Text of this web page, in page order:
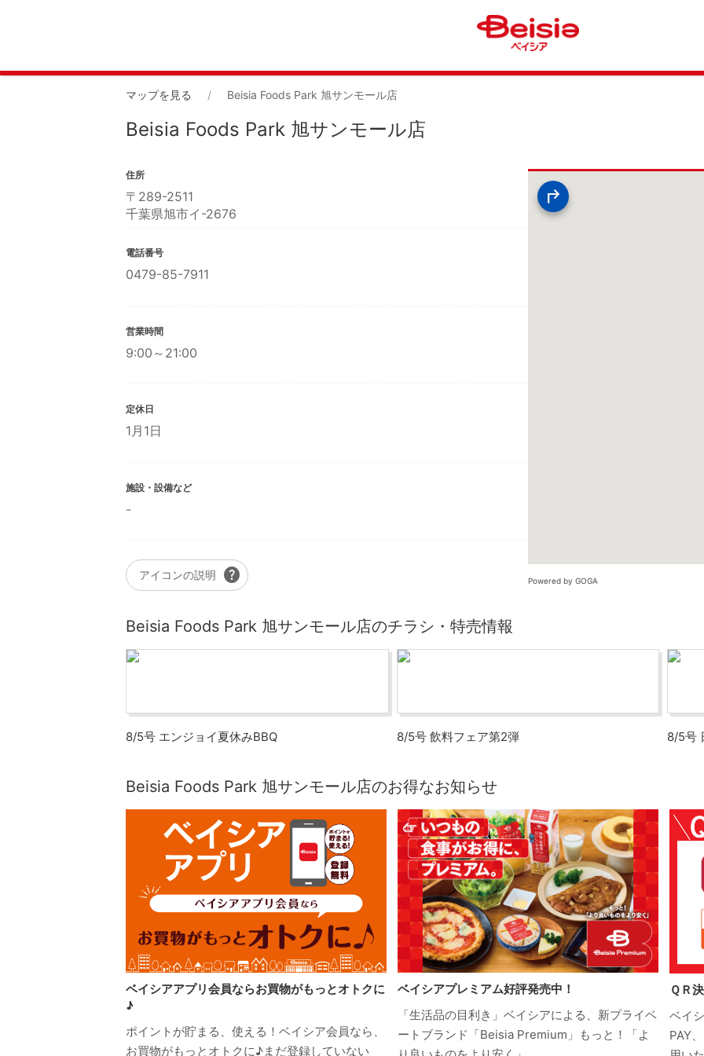
マップを見る Beisia Foods Park 旭サンモール店
Beisia Foods Park 旭サンモール店
Powered by GOGA
アイコンの説明 help
住所
〒 289-2511
千葉県旭市イ-2676
電話番号
0479-85-7911
営業時間
9:00～21:00
定休日
1月1日
施設・設備など
-
Beisia Foods Park 旭サンモール店のチラシ・特売情報
8/5号 エンジョイ夏休みBBQ 8/5号 飲料フェア第2弾 8/5号
Beisia Foods Park 旭サンモール店のお得なお知らせ
ベイシアアプリ会員ならお買物がもっとオトクに
♪
ポイントが貯まる、使える！ベイシア会員なら、
お買物がもっとオトクに♪まだ登録していない
ベイシアプレミアム好評発売中！
「生活品の目利き」ベイシアによる、新プライベ
ートブランド「Beisia Premium」もっと！「よ
ＱＲ
ベイ
PAY